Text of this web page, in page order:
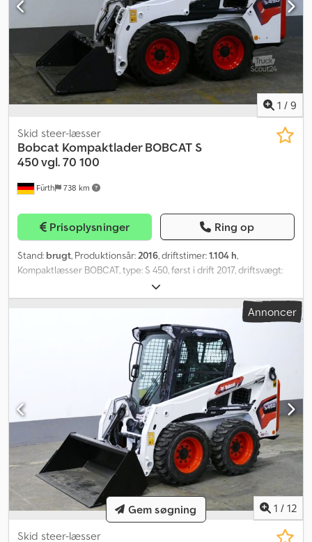
1 / 9
Fürth 738 km
Skid steer-læsser
Bobcat Kompaktlader BOBCAT S
450 vgl. 70 100
Prisoplysninger Ring op
Stand: brugt, Produktionsår:2016, driftstimer:1.104 h,
Kompaktlæsser BOBCAT, type: S 450, først i drift 2017, driftsvægt:
ca. 2.365 kg, 4-cylindret KUBOTA-dieselmotor (type: V 2203 – 48,82
HK / 35,90 kW ved 2.800 o/min), SKOVL (bredde: ca. 1.550 mm),
HURTIGSKIFTE, EKSTRA HYDRAULIK, overbelæsningshøjde: 3.558
mm, tipbelastning: 1.308 kg, ROPS / FOPS, justerbare sideruder,
ARBEJDSFORLYGTE (foran), baglygter, komfortsæde,
ADVARSELSLYS, fastgørelses- og transportøjer. Dæk: BKT
TERRÆNDÆK (10 x 16.5) – alle ca. 98 %. Transportmål: længde: ca.
3.172 mm (uden skovl ca. 2.502 mm), bredde: 1.550 mm (skovl), højde:
ca. 1.976 mm. Prisen er netto for eksport, indenlandsk plus
lovpligtig moms. ∗∗∗ FINANSIERING MULIG / TRANSPORT
BILLIGT (WORLDWIDE) / VED EKSPORT BETALES KUN NETTOPRIS
(!) ∗∗∗ © pb Credpjw Avm Ejfx Afuef
Annoncer
1 / 12
Skid steer-læsser
Gem søgning